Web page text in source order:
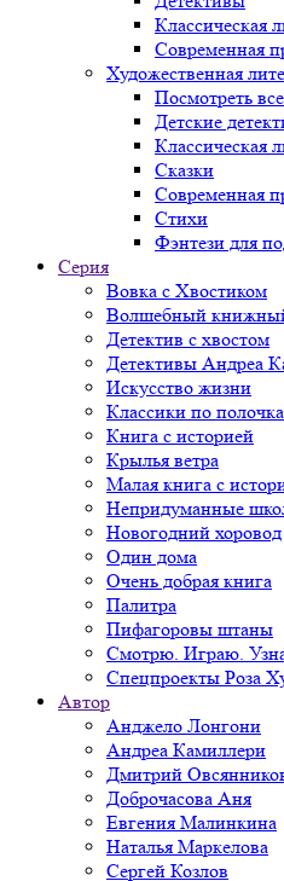
Классическая
Современная
Художественная
Посмотреть все
Детские
Классическая
Сказки
Современная
Стихи
Фэнтези для
Серия
Вовка с Хвостиком
Волшебный
Детектив с хвостом
Детективы Андреа
Искусство жизни
Классики по
Книга с историей
Крылья ветра
Малая книга с
Непридуманные
Новогодний хоровод
Один дома
Очень добрая книга
Палитра
Пифагоровы штаны
Смотрю. Играю.
Спецпроекты Роза
Автор
Анджело Лонгони
Андреа Камиллери
Дмитрий
Доброчасова Аня
Евгения Малинкина
Наталья Маркелова
Сергей Козлов